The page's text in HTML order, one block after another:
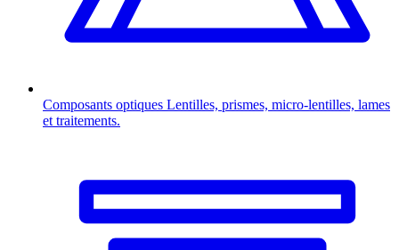
Composants optiques Lentilles, prismes, micro-lentilles, lames
et traitements.